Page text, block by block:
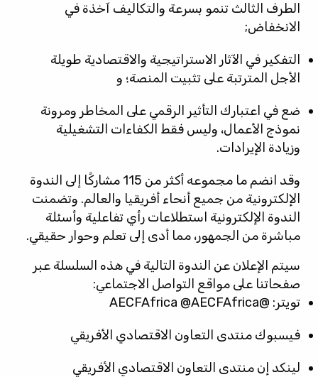
الطرف الثالث تنمو بسرعة والتكاليف آخذة في
الانخفاض;
التفكير في الآثار الاستراتيجية والاقتصادية طويلة
الأجل المترتبة على تثبيت المنصة؛ و
ضع في اعتبارك التأثير الرقمي على المخاطر ومرونة
نموذج الأعمال، وليس فقط الكفاءات التشغيلية
وزيادة الإيرادات.
وقد انضم ما مجموعه أكثر من 115 مشاركًا إلى الندوة
الإلكترونية من جميع أنحاء أفريقيا والعالم. وتضمنت
الندوة الإلكترونية استطلاعات رأي تفاعلية وأسئلة
مباشرة من الجمهور، مما أدى إلى تعلم وحوار حقيقي.
سيتم الإعلان عن الندوة التالية في هذه السلسلة عبر
صفحاتنا على مواقع التواصل الاجتماعي:
تويتر: @AECFAfrica @AECFAfrica
فيسبوك منتدى التعاون الاقتصادي الأفريقي
لينكد إن منتدى التعاون الاقتصادي الأفريقي